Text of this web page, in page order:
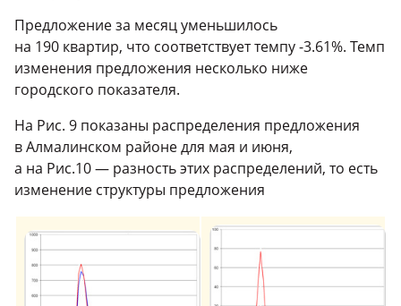
Предложение за месяц уменьшилось
на 190 квартир, что соответствует темпу -3.61%. Темп
изменения предложения несколько ниже
городского показателя.
На Рис. 9 показаны распределения предложения
в Алмалинском районе для мая и июня,
а на Рис.10 — разность этих распределений, то есть
изменение структуры предложения